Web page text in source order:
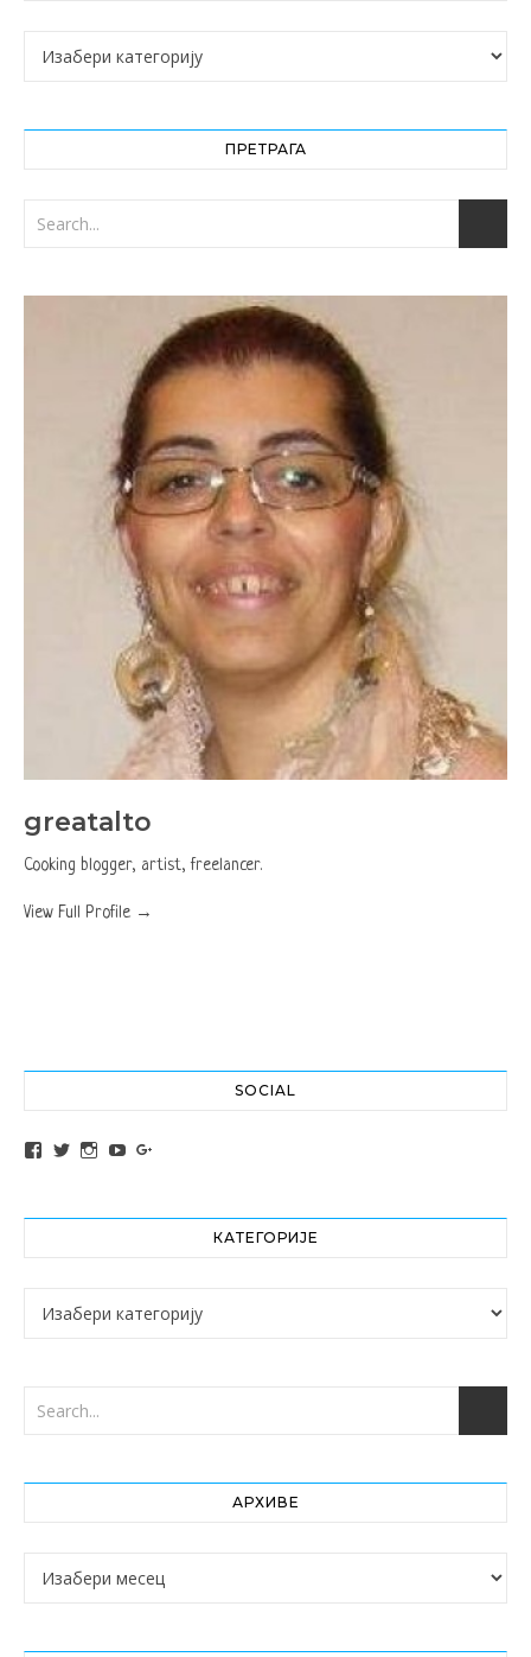
Категорије
ПРЕТРАГА
greatalto
Cooking blogger, artist, freelancer.
View Full Profile →
SOCIAL
View altochef’s profile on Facebook
View jovancica73’s profile on Twitter
View jovancica73’s profile on Instagram
View jovancica73’s profile on YouTube
КАТЕГОРИЈЕ
Категорије
АРХИВЕ
Архиве